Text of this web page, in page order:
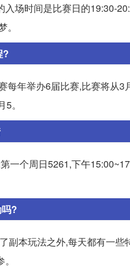
入场时间是比赛日的19:30-
?
每年举办6届比赛,比赛将从
。
一个周日5261,下午
?
副本玩法之外,每天都有一